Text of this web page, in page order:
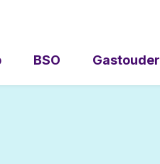
BSO Gastouder